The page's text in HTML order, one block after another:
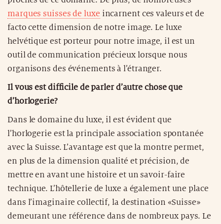
marques suisses de luxe incarnent ces valeurs et de
facto cette dimension de notre image. Le luxe
helvétique est porteur pour notre image, il est un
outil de communication précieux lorsque nous
organisons des événements à l’étranger.
Il vous est difficile de parler d’autre chose que
d’horlogerie?
Dans le domaine du luxe, il est évident que
l’horlogerie est la principale association spontanée
avec la Suisse. L’avantage est que la montre permet,
en plus de la dimension qualité et précision, de
mettre en avant une histoire et un savoir-faire
technique. L’hôtellerie de luxe a également une place
dans l’imaginaire collectif, la destination «Suisse»
demeurant une référence dans de nombreux pays. Le